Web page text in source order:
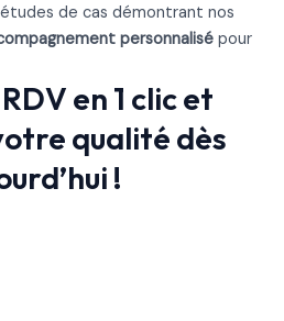
de cas démontrant nos
personnalisé pour
en 1 clic et
qualité dès
!